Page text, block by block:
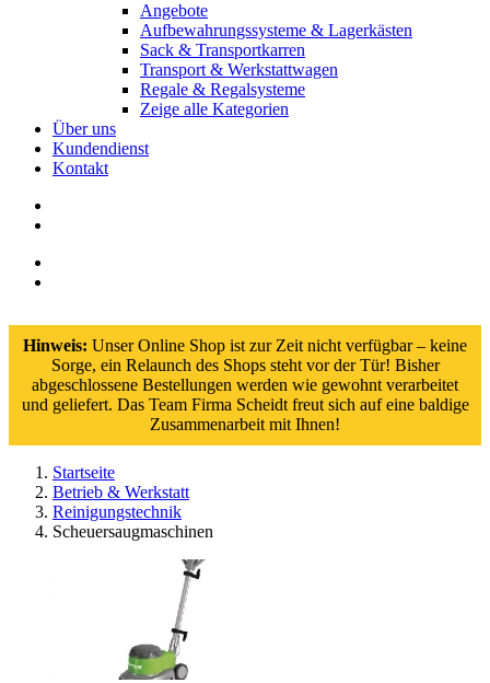
Angebote
Aufbewahrungssysteme & Lagerkästen
Sack & Transportkarren
Transport & Werkstattwagen
Regale & Regalsysteme
Zeige alle Kategorien
Über uns
Kundendienst
Kontakt
Hinweis: Unser Online Shop ist zur Zeit nicht verfügbar – keine
Sorge, ein Relaunch des Shops steht vor der Tür! Bisher
abgeschlossene Bestellungen werden wie gewohnt verarbeitet
und geliefert. Das Team Firma Scheidt freut sich auf eine baldige
Zusammenarbeit mit Ihnen!
Startseite
Betrieb & Werkstatt
Reinigungstechnik
Scheuersaugmaschinen